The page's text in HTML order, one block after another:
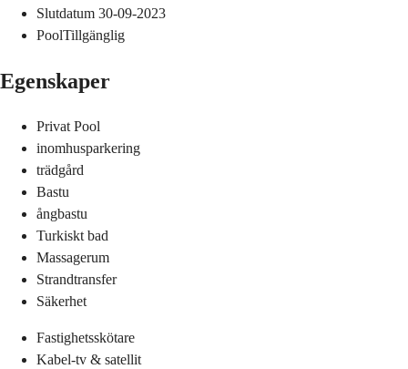
Slutdatum 30-09-2023
PoolTillgänglig
Egenskaper
Privat Pool
inomhusparkering
trädgård
Bastu
ångbastu
Turkiskt bad
Massagerum
Strandtransfer
Säkerhet
Fastighetsskötare
Kabel-tv & satellit